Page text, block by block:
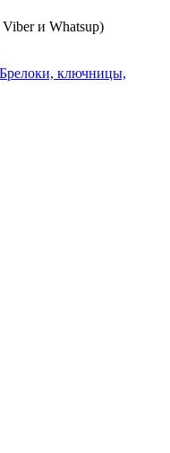
и Whatsup)
Брелоки, ключницы,